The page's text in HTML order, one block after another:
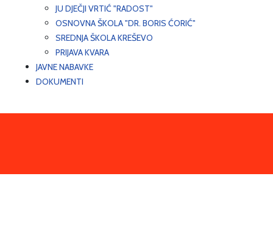
JU DJEČJI VRTIĆ "RADOST"
OSNOVNA ŠKOLA "DR. BORIS ĆORIĆ"
SREDNJA ŠKOLA KREŠEVO
PRIJAVA KVARA
JAVNE NABAVKE
DOKUMENTI